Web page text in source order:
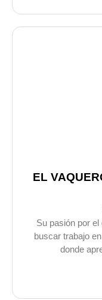
EL
Su pasión por
buscar trabajo
donde